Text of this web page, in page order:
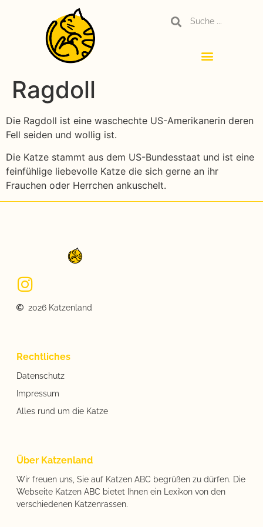
Ragdoll
Die Ragdoll ist eine waschechte US-Amerikanerin deren
Fell seiden und wollig ist.
Die Katze stammt aus dem US-Bundesstaat und ist eine
feinfühlige liebevolle Katze die sich gerne an ihr
Frauchen oder Herrchen ankuschelt.
2026 Katzenland
Rechtliches
Datenschutz
Impressum
Alles rund um die Katze
Über Katzenland
Wir freuen uns, Sie auf Katzen ABC begrüßen zu dürfen. Die
Webseite Katzen ABC bietet Ihnen ein Lexikon von den
verschiedenen Katzenrassen.